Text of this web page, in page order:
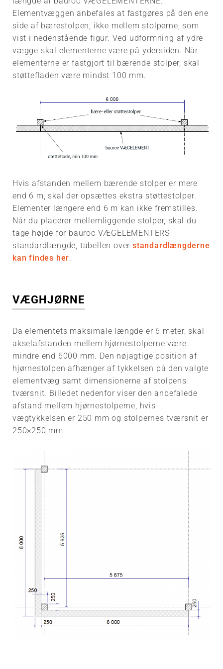
Elementvæggen anbefales at fastgøres på den ene
side af bærestolpen, ikke mellem stolperne, som
vist i nedenstående figur. Ved udformning af ydre
vægge skal elementerne være på ydersiden. Når
elementerne er fastgjort til bærende stolper, skal
støttefladen være mindst 100 mm.
Hvis afstanden mellem bærende stolper er mere
end 6 m, skal der opsættes ekstra støttestolper.
Elementer længere end 6 m kan ikke fremstilles.
Når du placerer mellemliggende stolper, skal du
tage højde for bauroc VÆGELEMENTERS
standardlængde, tabellen overstandardlængderne
kan findes her.
VÆGHJØRNE
Da elementets maksimale længde er 6 meter, skal
akselafstanden mellem hjørnestolperne være
mindre end 6000 mm. Den nøjagtige position af
hjørnestolpen afhænger af tykkelsen på den valgte
elementvæg samt dimensionerne af stolpens
tværsnit. Billedet nedenfor viser den anbefalede
afstand mellem hjørnestolperne, hvis
vægtykkelsen er 250 mm og stolpernes tværsnit er
250×250 mm.